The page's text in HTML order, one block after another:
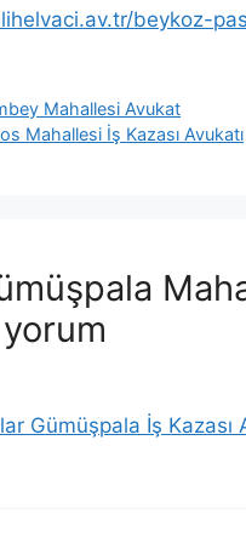
beykoz-
Mahallesi Avukat
Mahallesi İş Kazası Avukatı
Gümüşpala İş